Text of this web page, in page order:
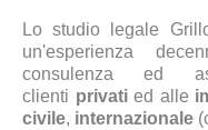
Lo studio legale
un'esperienza
consulenza ed
clienti privatied alle
civile, internazionale